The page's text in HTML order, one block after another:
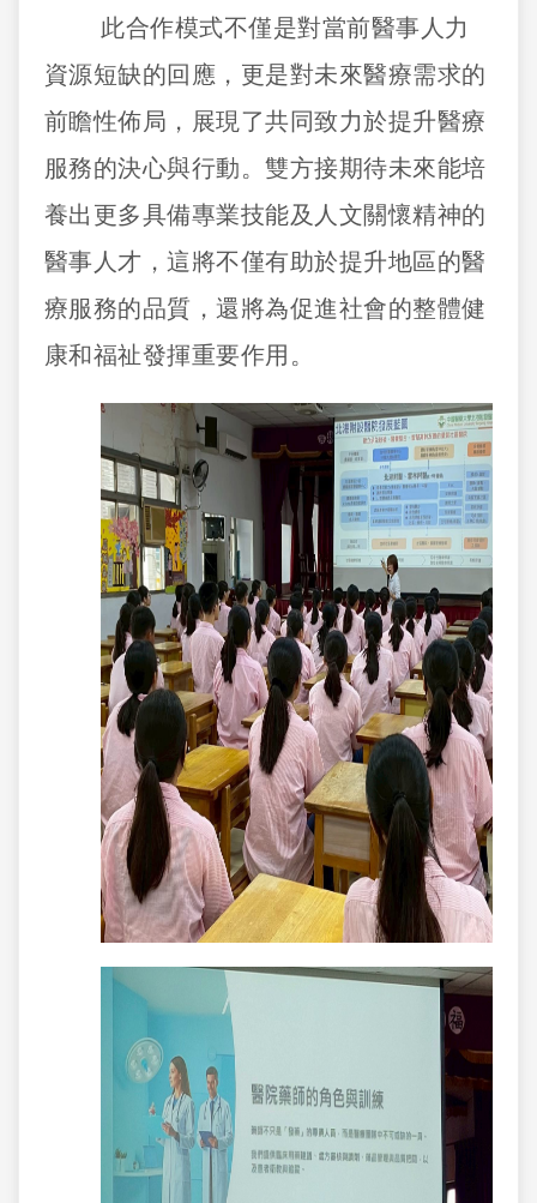
此合作模式不僅是對當前醫事人力
資源短缺的回應，更是對未來醫療需求的
前瞻性佈局，展現了共同致力於提升醫療
服務的決心與行動。雙方接期待未來能培
養出更多具備專業技能及人文關懷精神的
醫事人才，這將不僅有助於提升地區的醫
療服務的品質，還將為促進社會的整體健
康和福祉發揮重要作用。